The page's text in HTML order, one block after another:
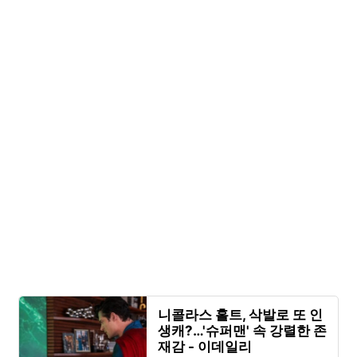
니콜라스 홀트, 삭발로 또 인
생캐?…'슈퍼맨' 속 강렬한 존
재감 - 이데일리